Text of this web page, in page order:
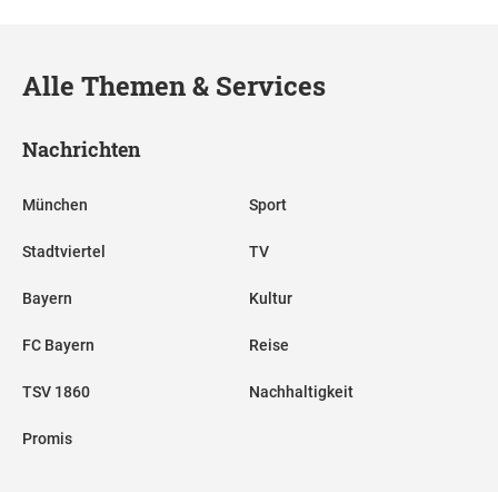
Alle Themen & Services
Nachrichten
München
Stadtviertel
Bayern
FC Bayern
TSV 1860
Promis
Sport
TV
Kultur
Reise
Nachhaltigkeit